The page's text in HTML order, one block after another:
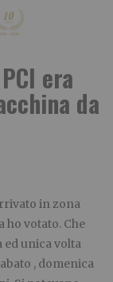
era
da
in zona
ho votato. Che
ed unica volta
, domenica